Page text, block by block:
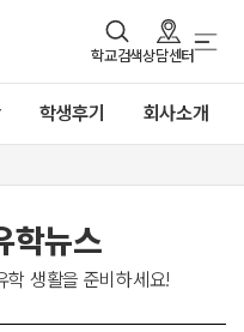
학교검색상담센터
학생후기 회사소개
학뉴스
학 생활을 준비하세요!